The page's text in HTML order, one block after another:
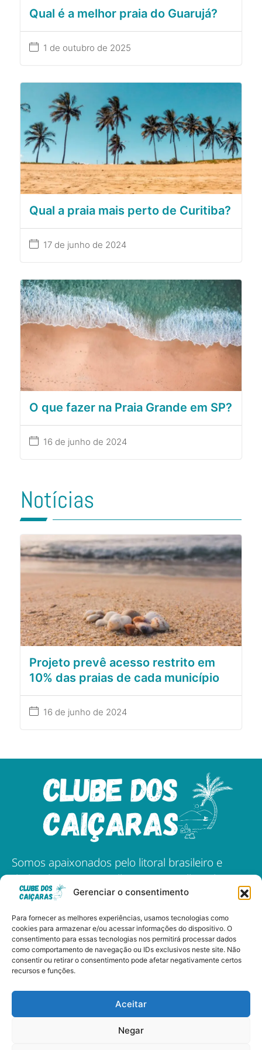
Gerenciar o consentimento
Para fornecer as melhores experiências, usamos tecnologias como
cookies para armazenar e/ou acessar informações do dispositivo. O
consentimento para essas tecnologias nos permitirá processar dados
como comportamento de navegação ou IDs exclusivos neste site. Não
consentir ou retirar o consentimento pode afetar negativamente certos
recursos e funções.
Aceitar
Negar
Qual é a melhor praia do Guarujá?
1 de outubro de 2025
Qual a praia mais perto de Curitiba?
17 de junho de 2024
O que fazer na Praia Grande em SP?
16 de junho de 2024
Notícias
Projeto prevê acesso restrito em
10% das praias de cada município
16 de junho de 2024
Somos apaixonados pelo litoral brasileiro e
dedicados a compartilhar as maravilhas das
nossas praias, cultura, e gastronomia.
Clube dos Caiçaras - Copyright © 2024 Todos os Direitos
Reservados
Políticas de Privacidade